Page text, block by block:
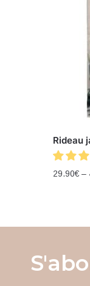
Rideau
29.90€ –